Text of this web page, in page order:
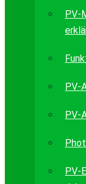
PV-
PV-
PV-
PV-